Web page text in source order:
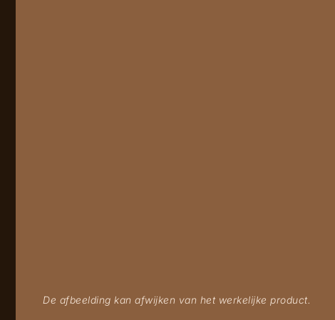
De afbeelding kan afwijken van het werkelijke product.